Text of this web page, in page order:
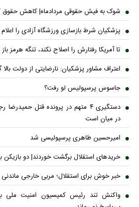
شوک به فیش حقوقی مردادماه| کاهش حقوق
پزشکیان شرط بازسازی ورزشگاه آزادی را
تا آمریکا رفتارش را اصلاح نکند، تنگه هرمز
اعتراف مشاور پزشکیان: نارضایتی از دولت
جاسوس پرسپولیس لو رفت؟
دستگیری ۴ متهم در پرونده قتل
در میان است
امیرحسین طاهری پرسپولیسی شد
خریدهای استقلال برگشت خوردند| دو بازیکن
خبر خوش برای استقلال؛ مربی خارجی
واکنش تند رئیس کمیسیون امنیت ملی